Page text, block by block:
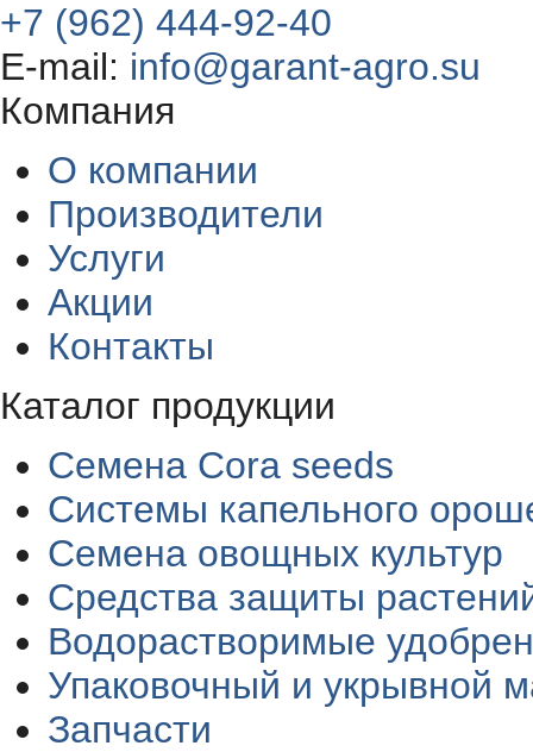
+7 (962) 444-92-40
E-mail: info@garant-agro.su
Компания
О компании
Производители
Услуги
Акции
Контакты
Каталог продукции
Семена Cora seeds
Системы капельного
Семена овощных культур
Средства защиты
Водорастворимые
Упаковочный и укрывной
Запчасти